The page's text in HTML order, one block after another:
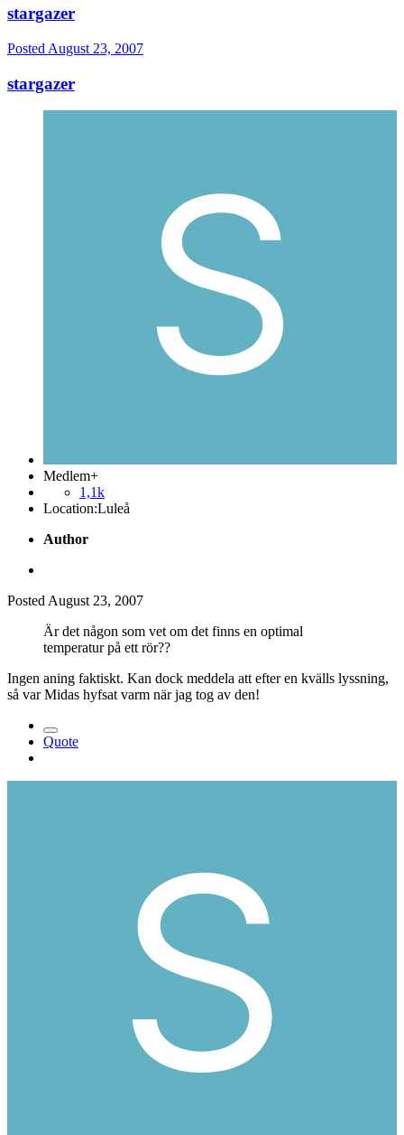
stargazer
Posted August 23, 2007
stargazer
Medlem+
1,1k
Location:Luleå
Author
Posted August 23, 2007
Är det någon som vet om det finns en optimal
temperatur på ett rör??
Ingen aning faktiskt. Kan dock meddela att efter en kvälls lyssning,
så var Midas hyfsat varm när jag tog av den!
Quote